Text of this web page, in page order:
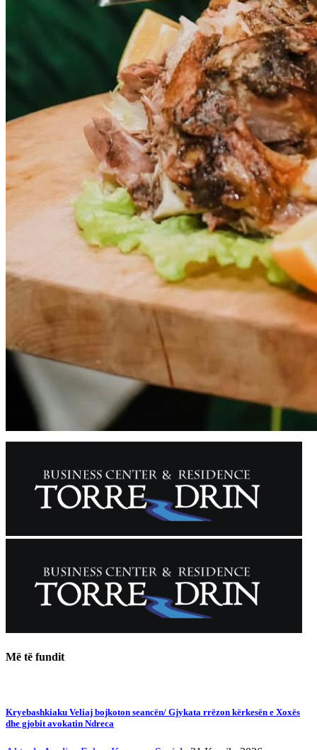
Më të fundit
Kryebashkiaku Veliaj bojkoton seancën/ Gjykata rrëzon kërkesën e Xoxës
dhe gjobit avokatin Ndreca